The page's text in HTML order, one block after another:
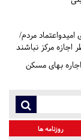
مردم/
اجازه مرکز نباشند
بهای مسکن
روزنامه ها